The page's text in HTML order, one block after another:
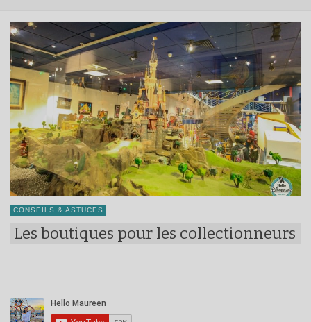
CONSEILS & ASTUCES
Les boutiques pour les collectionneurs